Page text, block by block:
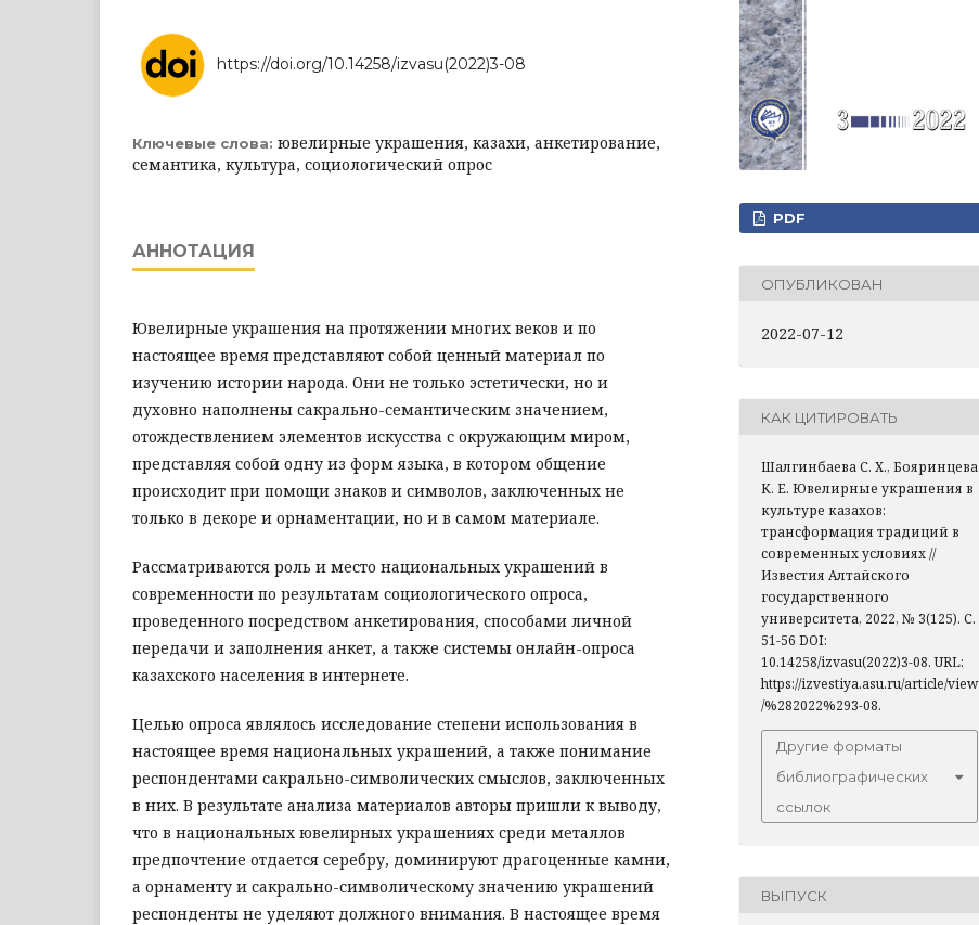
https://doi.org/10.14258/izvasu(2022)3-08
Ключевые слова: ювелирные украшения, казахи, анкетирование,
семантика, культура, социологический опрос
АННОТАЦИЯ
Ювелирные украшения на протяжении многих веков и по
настоящее время представляют собой ценный материал по
изучению истории народа. Они не только эстетически, но и
духовно наполнены сакрально-семантическим значением,
отождествлением элементов искусства с окружающим миром,
представляя собой одну из форм языка, в котором общение
происходит при помощи знаков и символов, заключенных не
только в декоре и орнаментации, но и в самом материале.
Рассматриваются роль и место национальных украшений в
современности по результатам социологического опроса,
проведенного посредством анкетирования, способами личной
передачи и заполнения анкет, а также системы онлайн-опроса
казахского населения в интернете.
Целью опроса являлось исследование степени использования в
настоящее время национальных украшений, а также понимание
респондентами сакрально-символических смыслов, заключенных
в них. В результате анализа материалов авторы пришли к выводу,
что в национальных ювелирных украшениях среди металлов
предпочтение отдается серебру, доминируют драгоценные камни,
а орнаменту и сакрально-символическому значению украшений
респонденты не уделяют должного внимания. В настоящее время
PDF
ОПУБЛИКОВАН
2022-07-12
КАК ЦИТИРОВАТЬ
Шалгинбаева С. Х., Бояринцева
К. Е. Ювелирные украшения в
культуре казахов:
трансформация традиций в
современных условиях //
Известия Алтайского
государственного
университета, 2022, № 3(125). С.
51-56 DOI:
10.14258/izvasu(2022)3-08. URL:
https://izvestiya.asu.ru/article/view
/%282022%293-08.
Другие форматы
библиографических
ссылок
ВЫПУСК